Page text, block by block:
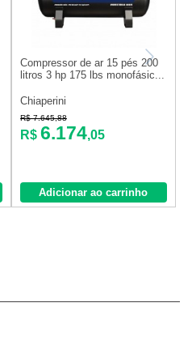
Compressor de ar 15 pés 200
litros 3 hp 175 lbs monofásic...
Chiaperini
R$ 7.645,88
R$ 6.174,05
Adicionar ao carrinho